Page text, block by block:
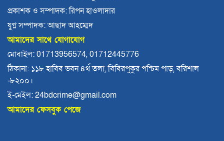
পর্যটন ব্যবসা
বরগুনায় মৃত ভেবে মিলাদ, ১৭ বছর পর বাড়ি ফিরলেন
আলমগীর
ববি শিক্ষককে সাময়িক বরখাস্ত
আসামি গ্রেপ্তার
ঝালকাঠি নতুন কার্পেটিং সড়ক কেটে কালভার্ট নির্মাণ
প্রকাশক ও সম্পাদক: রিপন হাওলাদার
যুগ্ন সম্পাদক: আছাদ আহম্মেদ
আমাদের সাথে যোগাযোগ
মোবাইল: 01713956574, 01712445776
ঠিকানা: ১১৮ হাবিব ভবন ৪র্থ তলা, বিবিরপুকুর পশ্চিম পাড়, বরিশাল
-৮২০০।
ই-মেইল: 24bdcrime@gmail.com
আমাদের ফেসবুক পেজে